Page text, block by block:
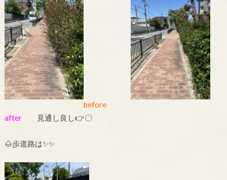
before
after見通し良し👉〇
🌰歩道路は✨✨